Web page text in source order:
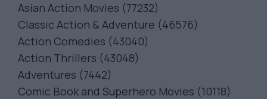
Asian Action Movies (77232)
Classic Action & Adventure (46576)
Action Comedies (43040)
Action Thrillers (43048)
Adventures (7442)
Comic Book and Superhero Movies (10118)